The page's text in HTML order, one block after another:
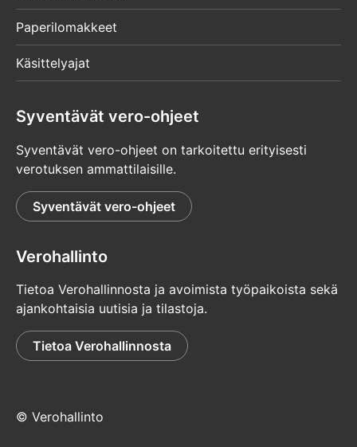
Paperilomakkeet
Käsittelyajat
Syventävät vero-ohjeet
Syventävät vero-ohjeet on tarkoitettu erityisesti
verotuksen ammattilaisille.
Syventävät vero-ohjeet
Verohallinto
Tietoa Verohallinnosta ja avoimista työpaikoista sekä
ajankohtaisia uutisia ja tilastoja.
Tietoa Verohallinnosta
© Verohallinto